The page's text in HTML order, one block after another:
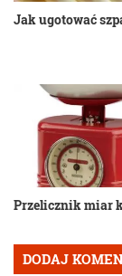
Jak ugotować
Przelicznik miar
DODAJ